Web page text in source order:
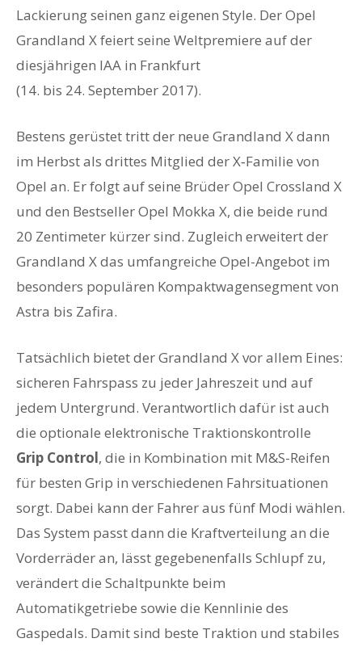
Lackierung seinen ganz eigenen Style. Der Opel
Grandland X feiert seine Weltpremiere auf der
diesjährigen IAA in Frankfurt
(14. bis 24. September 2017).
Bestens gerüstet tritt der neue Grandland X dann
im Herbst als drittes Mitglied der X‑Familie von
Opel an. Er folgt auf seine Brüder Opel Crossland X
und den Bestseller Opel Mokka X, die beide rund
20 Zentimeter kürzer sind. Zugleich erweitert der
Grandland X das umfangreiche Opel-Angebot im
besonders populären Kompaktwagensegment von
Astra bis Zafira.
Tatsächlich bietet der Grandland X vor allem Eines:
sicheren Fahrspass zu jeder Jahreszeit und auf
jedem Untergrund. Verantwortlich dafür ist auch
die optionale elektronische Traktionskontrolle
Grip Control, die in Kombination mit M&S-Reifen
für besten Grip in verschiedenen Fahrsituationen
sorgt. Dabei kann der Fahrer aus fünf Modi wählen.
Das System passt dann die Kraftverteilung an die
Vorderräder an, lässt gegebenenfalls Schlupf zu,
verändert die Schaltpunkte beim
Automatikgetriebe sowie die Kennlinie des
Gaspedals. Damit sind beste Traktion und stabiles